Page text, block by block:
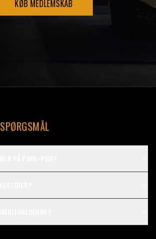
KØB MEDLEMSKAB
SPØRGSMÅL